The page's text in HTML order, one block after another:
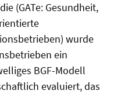
(GATe: Gesundheit,
wurde
ein
BGF-Modell
evaluiert, das